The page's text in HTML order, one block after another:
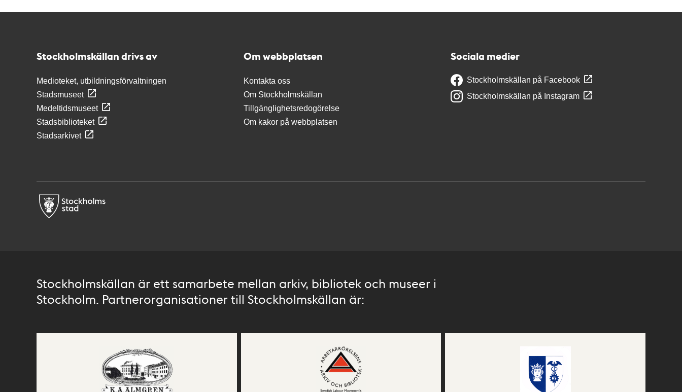
Stockholmskällan drivs av
Medioteket, utbildningsförvaltningen
Stadsmuseet
Medeltidsmuseet
Stadsbiblioteket
Stadsarkivet
Om webbplatsen
Kontakta oss
Om Stockholmskällan
Tillgänglighetsredogörelse
Om kakor på webbplatsen
Sociala medier
Stockholmskällan på Facebook
Stockholmskällan på Instagram
Stockholmskällan är ett samarbete mellan arkiv, bibliotek och museer i
Stockholm. Partnerorganisationer till Stockholmskällan är: